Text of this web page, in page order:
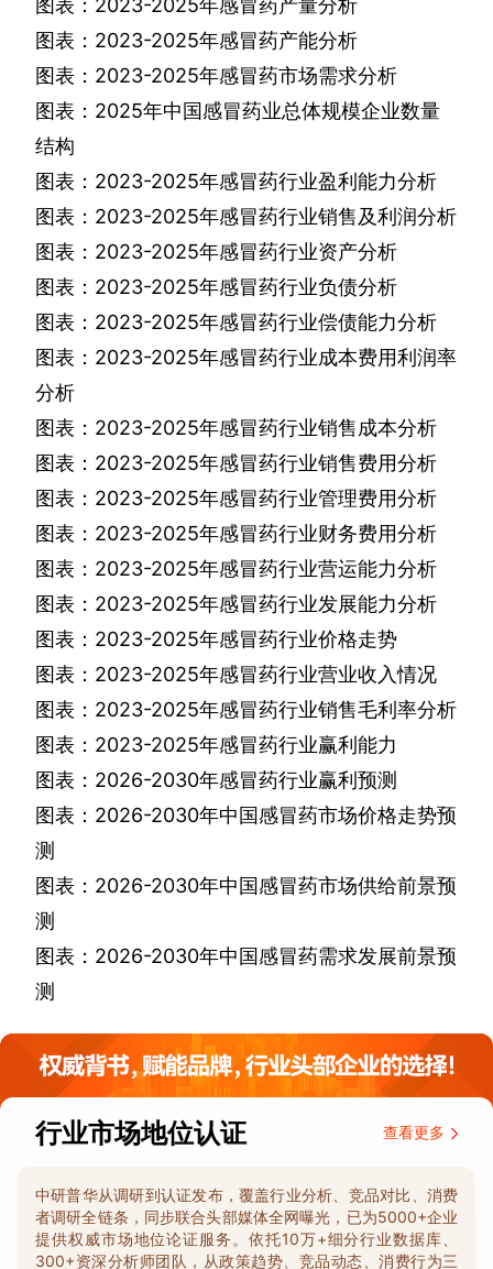
图表： 2023-2025年感冒药产量分析
图表： 2023-2025年感冒药产能分析
图表： 2023-2025年感冒药市场需求分析
图表： 2025年中国感冒药业总体规模企业数量
结构
图表： 2023-2025年感冒药行业盈利能力分析
图表： 2023-2025年感冒药行业销售及利润分析
图表： 2023-2025年感冒药行业资产分析
图表： 2023-2025年感冒药行业负债分析
图表： 2023-2025年感冒药行业偿债能力分析
图表： 2023-2025年感冒药行业成本费用利润率
分析
图表： 2023-2025年感冒药行业销售成本分析
图表： 2023-2025年感冒药行业销售费用分析
图表： 2023-2025年感冒药行业管理费用分析
图表： 2023-2025年感冒药行业财务费用分析
图表： 2023-2025年感冒药行业营运能力分析
图表： 2023-2025年感冒药行业发展能力分析
图表： 2023-2025年感冒药行业价格走势
图表： 2023-2025年感冒药行业营业收入情况
图表： 2023-2025年感冒药行业销售毛利率分析
图表： 2023-2025年感冒药行业赢利能力
图表： 2026-2030年感冒药行业赢利预测
图表： 2026-2030年中国感冒药市场价格走势预
测
图表： 2026-2030年中国感冒药市场供给前景预
测
图表： 2026-2030年中国感冒药需求发展前景预
测
行业市场地位认证 查看更多
中研普华从调研到认证发布，覆盖行业分析、竞品对比、消费
者调研全链条，同步联合头部媒体全网曝光，已为5000+企业
提供权威市场地位论证服务。依托10万+细分行业数据库、
300+资深分析师团队，从政策趋势、竞品动态、消费行为三